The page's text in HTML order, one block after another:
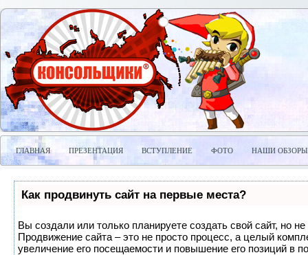
ГЛАВНАЯ ПРЕЗЕНТАЦИЯ ВСТУПЛЕНИЕ ФОТО НАШИ ОБЗОРЫ
Как продвинуть сайт на первые места?
Вы создали или только планируете создать свой сайт, но не
Продвижение сайта – это не просто процесс, а целый
увеличение его посещаемости и повышение его позиций в